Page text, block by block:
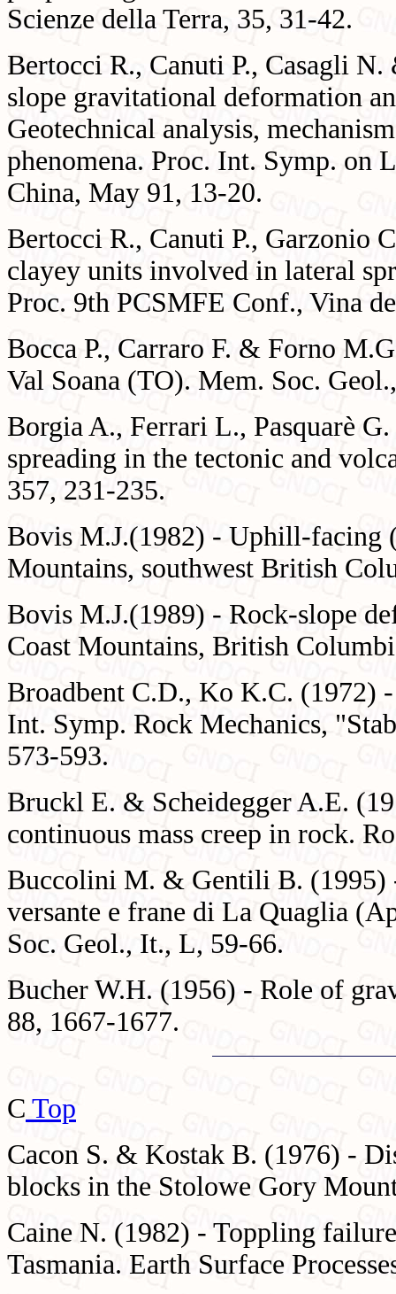
Scienze della Terra, 35, 31-42.
Bertocci R., Canuti P., Casagli
slope gravitational deformation
Geotechnical analysis,
phenomena. Proc. Int. Symp. on
China, May 91, 13-20.
Bertocci R., Canuti P., Garzonio
clayey units involved in lateral
Proc. 9th PCSMFE Conf., Vina
Bocca P., Carraro F. & Forno
Val Soana (TO). Mem. Soc.
Borgia A., Ferrari L., Pasquarè
spreading in the tectonic and
357, 231-235.
Bovis M.J.(1982) - Uphill-facing
Mountains, southwest British
Bovis M.J.(1989) - Rock-slope
Coast Mountains, British
Broadbent C.D., Ko K.C. (1972)
Int. Symp. Rock Mechanics,
573-593.
Bruckl E. & Scheidegger A.E.
continuous mass creep in rock.
Buccolini M. & Gentili B. (1995)
versante e frane di La Quaglia
Soc. Geol., It., L, 59-66.
Bucher W.H. (1956) - Role of
88, 1667-1677.
C Top
Cacon S. & Kostak B. (1976) -
blocks in the Stolowe Gory
Caine N. (1982) - Toppling
Tasmania. Earth Surface